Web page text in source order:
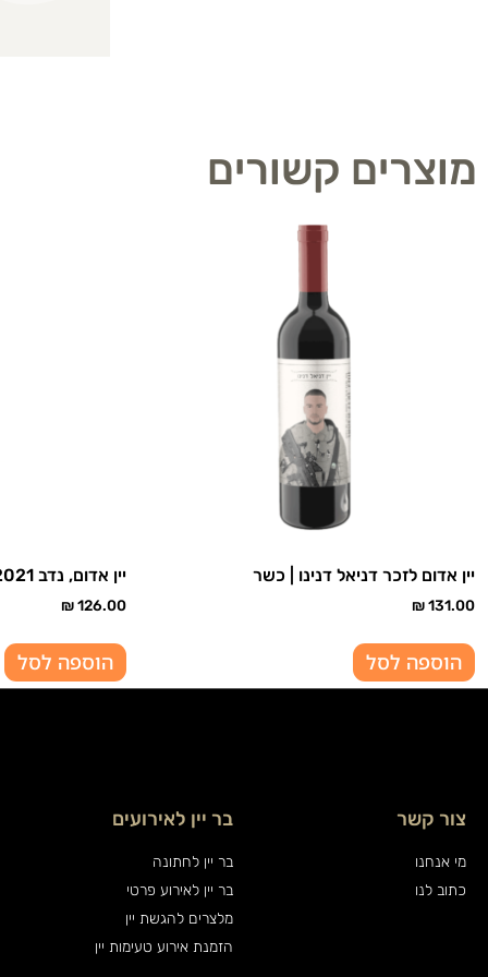
מוצרים קשורים
יין אדום לזכר דניאל דנינו | כשר
₪131.00
הוספה לסל
יין אדום, נדב 2021 | כשר
₪126.00
הוספה לסל
צור קשר
מי אנחנו
כתוב לנו
בר יין לאירועים
בר יין לחתונה
בר יין לאירוע פרטי
מלצרים להגשת יין
הזמנת אירוע טעימות יין